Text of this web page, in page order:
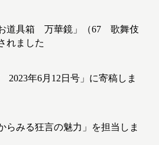
道具箱 万華鏡」（67 歌舞伎
れました
2023年6月12日号」に寄稿しま
らみる狂言の魅力」を担当しま